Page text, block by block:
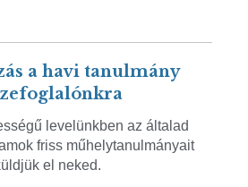
a havi tanulmány
levelünkben az általad
friss műhelytanulmányait
el neked.